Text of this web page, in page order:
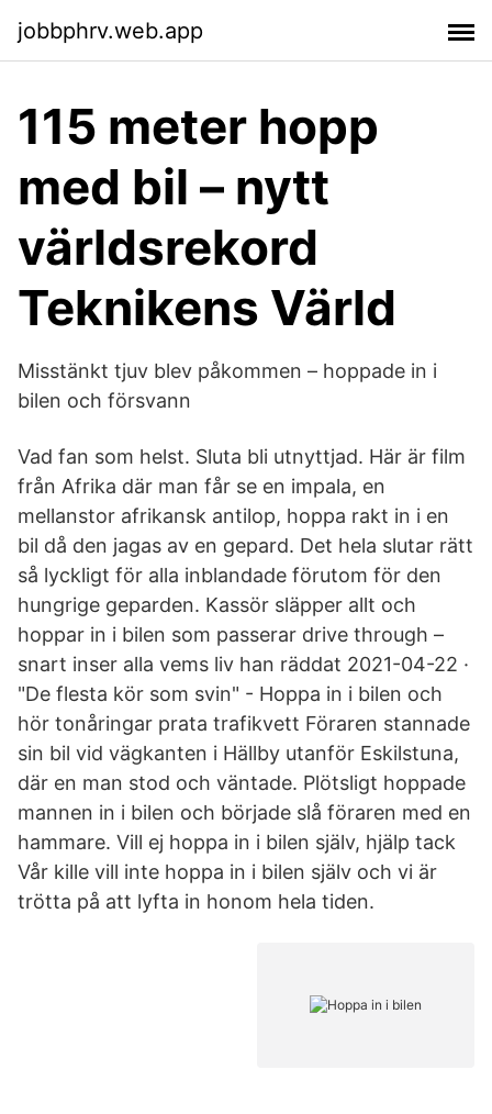
jobbphrv.web.app
115 meter hopp
med bil – nytt
världsrekord
Teknikens Värld
Misstänkt tjuv blev påkommen – hoppade in i
bilen och försvann
Vad fan som helst. Sluta bli utnyttjad. Här är film
från Afrika där man får se en impala, en
mellanstor afrikansk antilop, hoppa rakt in i en
bil då den jagas av en gepard. Det hela slutar rätt
så lyckligt för alla inblandade förutom för den
hungrige geparden. Kassör släpper allt och
hoppar in i bilen som passerar drive through –
snart inser alla vems liv han räddat 2021-04-22 ·
"De flesta kör som svin" - Hoppa in i bilen och
hör tonåringar prata trafikvett Föraren stannade
sin bil vid vägkanten i Hällby utanför Eskilstuna,
där en man stod och väntade. Plötsligt hoppade
mannen in i bilen och började slå föraren med en
hammare. Vill ej hoppa in i bilen själv, hjälp tack
Vår kille vill inte hoppa in i bilen själv och vi är
trötta på att lyfta in honom hela tiden.